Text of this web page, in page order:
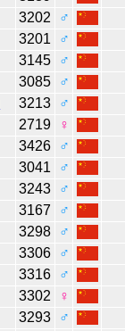
3202
♂
3201
♂
3145
♂
3085
♂
3213
♂
2719
♀
3426
♂
3041
♂
3243
♂
3167
♂
3298
♂
3306
♂
3316
♂
3302
♀
3293
♂